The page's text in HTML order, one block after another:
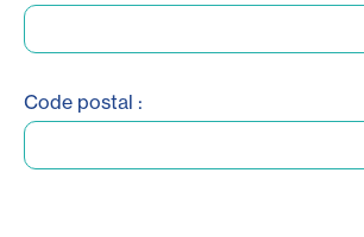
Code postal :